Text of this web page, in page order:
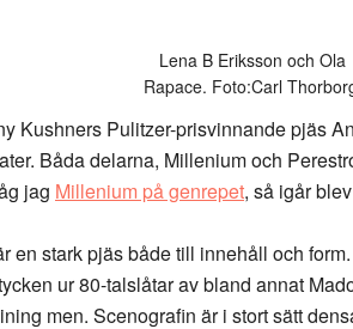
Lena B Eriksson och Ola
Rapace. Foto:Carl
Kushners Pulitzer-prisvinnande pjäs
Båda delarna, Millenium och
jag Millenium på genrepet, så igår
en stark pjäs både till innehåll och
ur 80-talslåtar av bland annat
men. Scenografin är i stort sätt